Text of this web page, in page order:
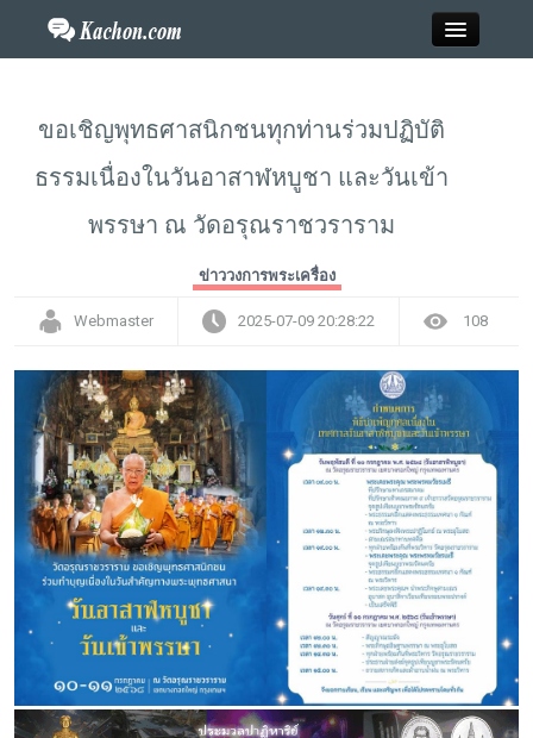
Home
ข่าว
ไลฟ์สไตล์
สังคมออนไลน์
พระดอทกะฉ่อน
กะฉ่อนช้อปปิ้ง
ติดต่อ
ขอเชิญพุทธศาสนิกชนทุกท่านร่วมปฏิบัติ
ธรรมเนื่องในวันอาสาฬหบูชา และวันเข้า
พรรษา ณ วัดอรุณราชวราราม
ข่าววงการพระเครื่อง
Webmaster 2025-07-09 20:28:22 108